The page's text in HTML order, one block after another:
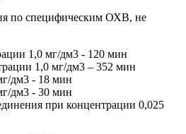
по специфическим ОХВ, не
1,0 мг/дм3 - 120 мин
1,0 мг/дм3 – 352 мин
дм3 - 18 мин
дм3 - 30 мин
при концентрации 0,025